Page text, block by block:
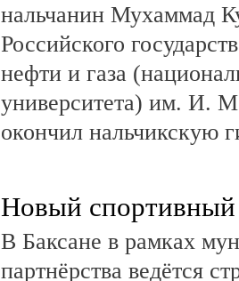
нальчанин Мухаммад
Российского
нефти и газа
университета) им. И.
окончил нальчикскую
Новый спортивный
В Баксане в рамках
партнёрства ведётся